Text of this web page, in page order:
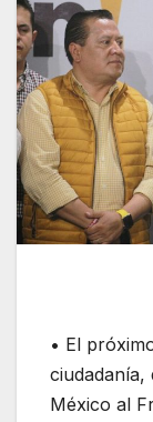
• El
ciudadanía,
México al